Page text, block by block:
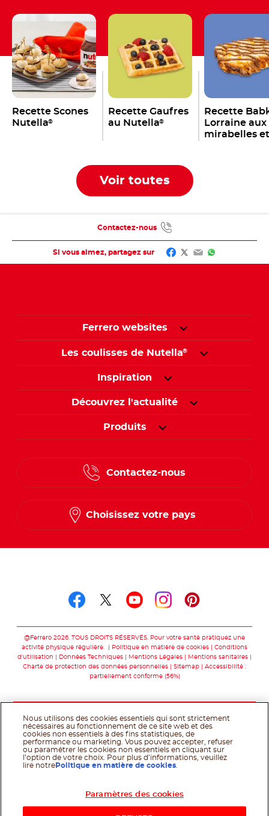
Recette Scones
Nutella®
Recette Gaufres
au Nutella®
Recette
Lorraine aux
mirabelles et
Voir toutes
Si vous aimez, partagez sur Facebook
Twitter
EmailWhatsApp
Contactez-nous
Ferrero websites
Les coulisses de Nutella®
Inspiration
Découvrez l'actualité
Produits
Contactez-nous
Choisissez votre pays
@Ferrero 2026. TOUS DROITS RÉSERVÉS. Pour votre santé pratiquez une
activité physique régulière.
Politique en matière de cookies
Conditions
d'utilisation
Données Techniques Mentions Légales
Mentions sanitaires
Charte de protection des données personnelles
Sitemap
Accessibilité :
partiellement conforme (56%)
Nous utilisons des cookies essentiels qui sont strictement
nécessaires au fonctionnement de ce site web et des
cookies non essentiels à des fins statistiques, de
performance ou marketing. Vous pouvez accepter, refuser
ou paramétrer les cookies non essentiels en cliquant sur
l’option de votre choix. Pour plus d’informations, veuillez
lire notre Politique en matière de cookies
Paramètres des cookies